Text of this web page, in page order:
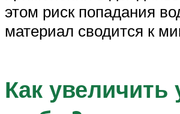
этом риск попадания
материал сводится к
Как увеличить